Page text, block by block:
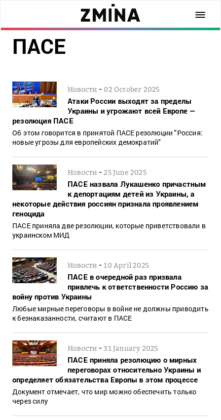
ПАСЕ
Новости - 02 October 2025
Атаки России выходят за пределы
Украины и угрожают всей Европе —
резолюция ПАСЕ
Об этом говорится в принятой ПАСЕ резолюции "Россия:
новые угрозы для европейских демократий"
Новости -25 June 2025
ПАСЕ назвала Лукашенко причастным
к депортациям детей из Украины, а
некоторые действия россиян признала проявлением
геноцида
ПАСЕ приняла две резолюции, которые приветствовали в
украинском МИД
Новости -10 April 2025
ПАСЕ в очередной раз призвала
привлечь к ответственности Россию за
войну против Украины
Любые мирные переговоры в войне не должны приводить
к безнаказанности, считают в ПАСЕ
Новости -31 January 2025
ПАСЕ приняла резолюцию о мирных
переговорах относительно Украины и
определяет обязательства Европы в этом процессе
Документ отмечает, что мир можно обеспечить только
через силу